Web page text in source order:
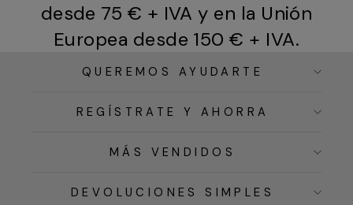
desde 75 € + IVA y en la Unión
Europea desde 150 € + IVA.
QUEREMOS AYUDARTE
REGÍSTRATE Y AHORRA
MÁS VENDIDOS
DEVOLUCIONES SIMPLES